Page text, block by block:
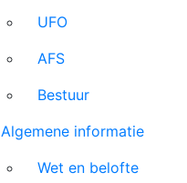
UFO
AFS
Bestuur
Algemene informatie
Wet en belofte